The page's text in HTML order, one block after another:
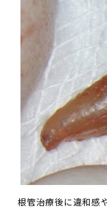
根管治療後に違和感